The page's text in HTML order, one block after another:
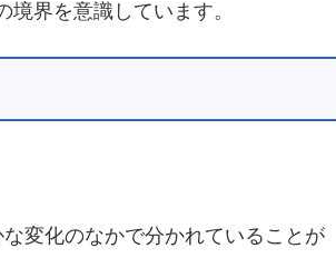
界を意識しています。
変化のなかで分かれていることが